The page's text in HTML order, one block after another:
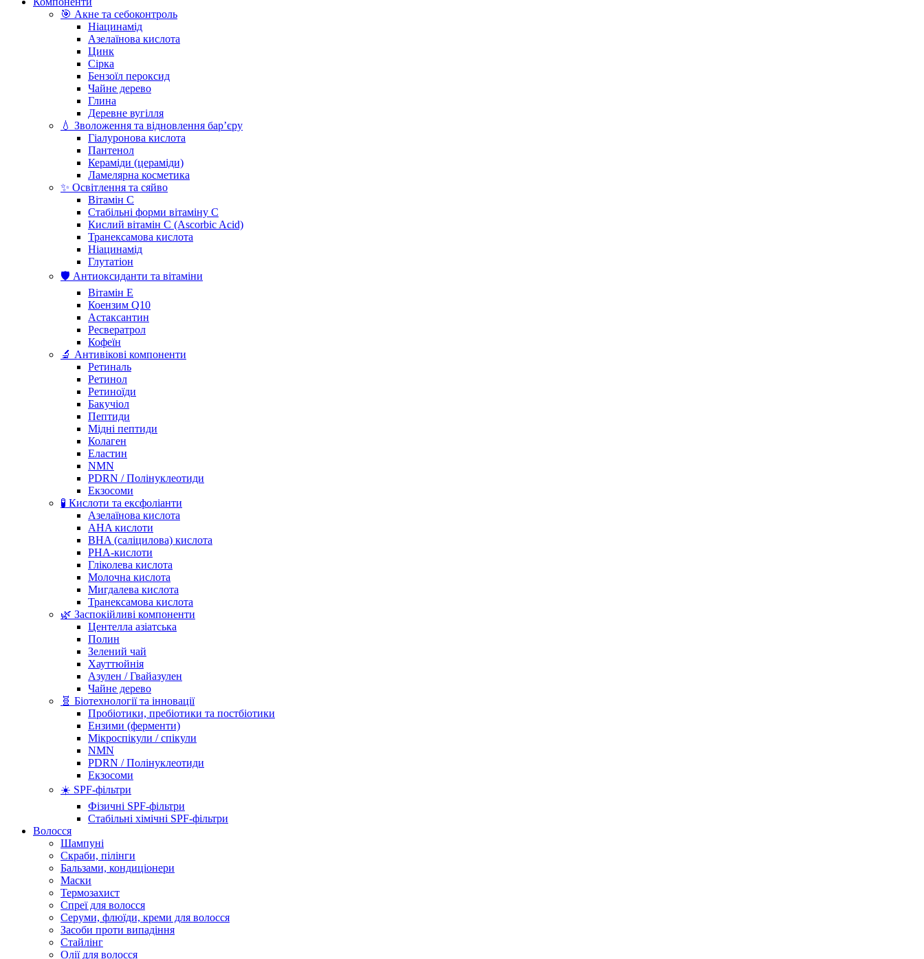
🎯 Акне та себоконтроль
Ніацинамід
Азелаїнова кислота
Цинк
Сірка
Бензоїл пероксид
Чайне дерево
Глина
Деревне вугілля
💧 Зволоження та відновлення бар’єру
Гіалуронова кислота
Пантенол
Кераміди (цераміди)
Ламелярна косметика
✨ Освітлення та сяйво
Вітамін С
Стабільні форми вітаміну С
Кислий вітамін С (Ascorbic Acid)
Транексамова кислота
Ніацинамід
Глутатіон
🛡️ Антиоксиданти та вітаміни
Вітамін Е
Коензим Q10
Астаксантин
Ресвератрол
Кофеїн
🔬 Антивікові компоненти
Ретиналь
Ретинол
Ретиноїди
Бакучіол
Пептиди
Мідні пептиди
Колаген
Еластин
NMN
PDRN / Полінуклеотиди
Екзосоми
🧪 Кислоти та ексфоліанти
Азелаїнова кислота
AHA кислоти
BHA (саліцилова) кислота
PHA-кислоти
Гліколева кислота
Молочна кислота
Мигдалева кислота
Транексамова кислота
🌿 Заспокійливі компоненти
Центелла азіатська
Полин
Зелений чай
Хауттюйнія
Азулен / Гвайазулен
Чайне дерево
🧬 Біотехнології та інновації
Пробіотики, пребіотики та постбіотики
Ензими (ферменти)
Мікроспікули / спікули
NMN
PDRN / Полінуклеотиди
Екзосоми
☀️ SPF-фільтри
Фізичні SPF-фільтри
Стабільні хімічні SPF-фільтри
Волосся
Шампуні
Скраби, пілінги
Бальзами, кондиціонери
Маски
Термозахист
Спреї для волосся
Серуми, флюїди, креми для волосся
Засоби проти випадіння
Стайлінг
Олії для волосся